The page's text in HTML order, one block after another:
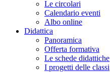
Le circolari
Calendario eventi
Albo online
Didattica
Panoramica
Offerta formativa
Le schede didattiche
I progetti delle classi